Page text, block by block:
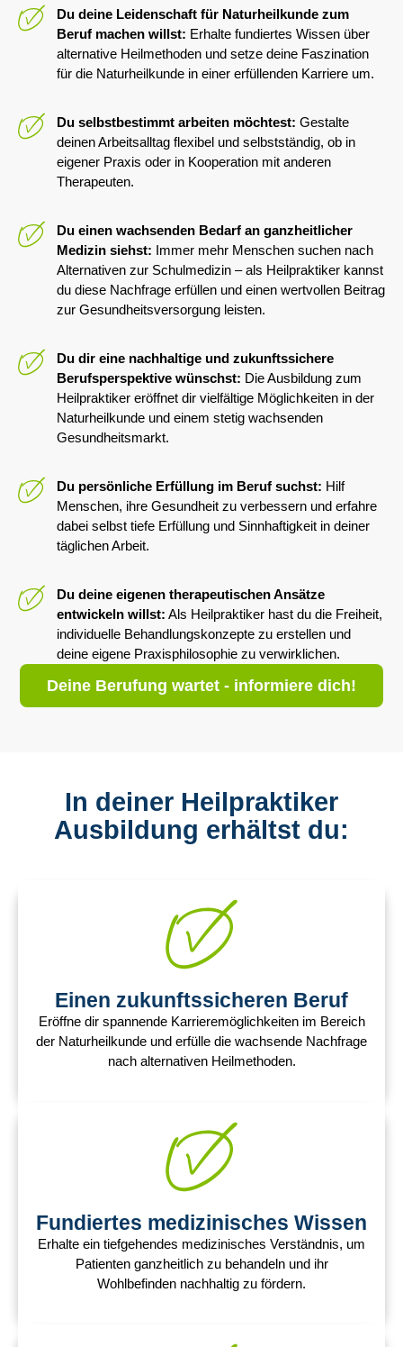
Du deine Leidenschaft für Naturheilkunde zum
Beruf machen willst: Erhalte fundiertes Wissen über
alternative Heilmethoden und setze deine Faszination
für die Naturheilkunde in einer erfüllenden Karriere um.
Du selbstbestimmt arbeiten möchtest: Gestalte
deinen Arbeitsalltag flexibel und selbstständig, ob in
eigener Praxis oder in Kooperation mit anderen
Therapeuten.
Du einen wachsenden Bedarf an ganzheitlicher
Medizin siehst: Immer mehr Menschen suchen nach
Alternativen zur Schulmedizin – als Heilpraktiker kannst
du diese Nachfrage erfüllen und einen wertvollen Beitrag
zur Gesundheitsversorgung leisten.
Du dir eine nachhaltige und zukunftssichere
Berufsperspektive wünschst: Die Ausbildung zum
Heilpraktiker eröffnet dir vielfältige Möglichkeiten in der
Naturheilkunde und einem stetig wachsenden
Gesundheitsmarkt.
Du persönliche Erfüllung im Beruf suchst: Hilf
Menschen, ihre Gesundheit zu verbessern und erfahre
dabei selbst tiefe Erfüllung und Sinnhaftigkeit in deiner
täglichen Arbeit.
Du deine eigenen therapeutischen Ansätze
entwickeln willst: Als Heilpraktiker hast du die Freiheit,
individuelle Behandlungskonzepte zu erstellen und
deine eigene Praxisphilosophie zu verwirklichen.
Deine Berufung wartet - informiere dich!
In deiner Heilpraktiker
Ausbildung erhältst du:
Einen zukunftssicheren Beruf
Eröffne dir spannende Karrieremöglichkeiten im Bereich
der Naturheilkunde und erfülle die wachsende Nachfrage
nach alternativen Heilmethoden.
Fundiertes medizinisches Wissen
Erhalte ein tiefgehendes medizinisches Verständnis, um
Patienten ganzheitlich zu behandeln und ihr
Wohlbefinden nachhaltig zu fördern.